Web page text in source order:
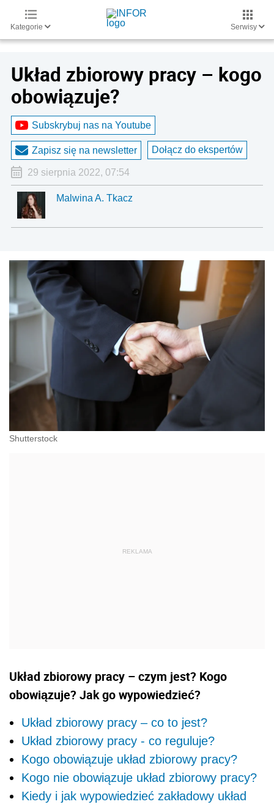
Kategorie Serwisy
Układ zbiorowy pracy – kogo
obowiązuje?
Subskrybuj nas na Youtube
Zapisz się na newsletter Dołącz do ekspertów
29 sierpnia 2022, 07:54
Malwina A. Tkacz
Shutterstock
Układ zbiorowy pracy – czym jest? Kogo
obowiązuje? Jak go wypowiedzieć?
Układ zbiorowy pracy – co to jest?
Układ zbiorowy pracy - co reguluje?
Kogo obowiązuje układ zbiorowy pracy?
Kogo nie obowiązuje układ zbiorowy pracy?
Kiedy i jak wypowiedzieć zakładowy układ